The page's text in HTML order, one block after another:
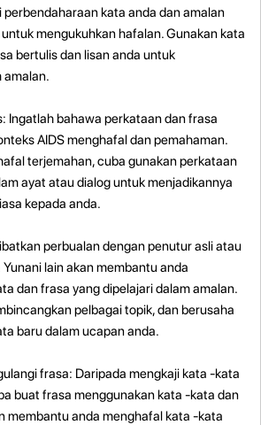
kata anda dan amalan
mengukuhkan hafalan. Gunakan kata
bertulis dan lisan anda untuk
amalan.
Ingatlah bahawa perkataan dan frasa
AIDS menghafal dan pemahaman.
terjemahan, cuba gunakan perkataan
ayat atau dialog untuk menjadikannya
kepada anda.
perbualan dengan penutur asli atau
lain akan membantu anda
dan frasa yang dipelajari dalam amalan.
pelbagai topik, dan berusaha
baru dalam ucapan anda.
frasa: Daripada mengkaji kata -kata
buat frasa menggunakan kata -kata dan
membantu anda menghafal kata -kata